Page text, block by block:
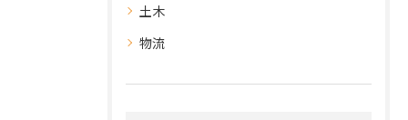
土木
物流